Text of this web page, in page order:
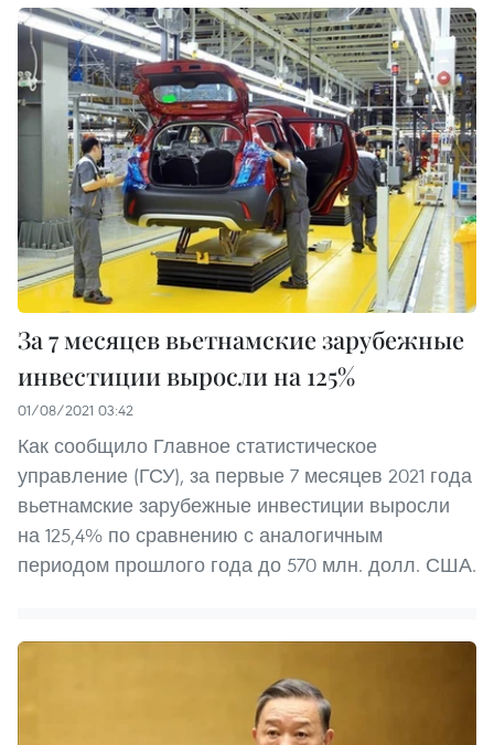
За 7 месяцев вьетнамские зарубежные
инвестиции выросли на 125%
01/08/2021 03:42
Как сообщило Главное статистическое
управление (ГСУ), за первые 7 месяцев 2021 года
вьетнамские зарубежные инвестиции выросли
на 125,4% по сравнению с аналогичным
периодом прошлого года до 570 млн. долл. США.